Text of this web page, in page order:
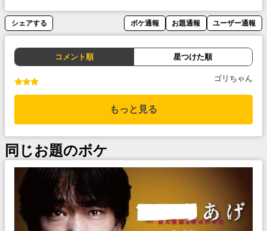
シェアする ボケ通報 お題通報 ユーザー通報
コメント順 星つけた順
ゴリちゃん
もっと見る
同じお題のボケ